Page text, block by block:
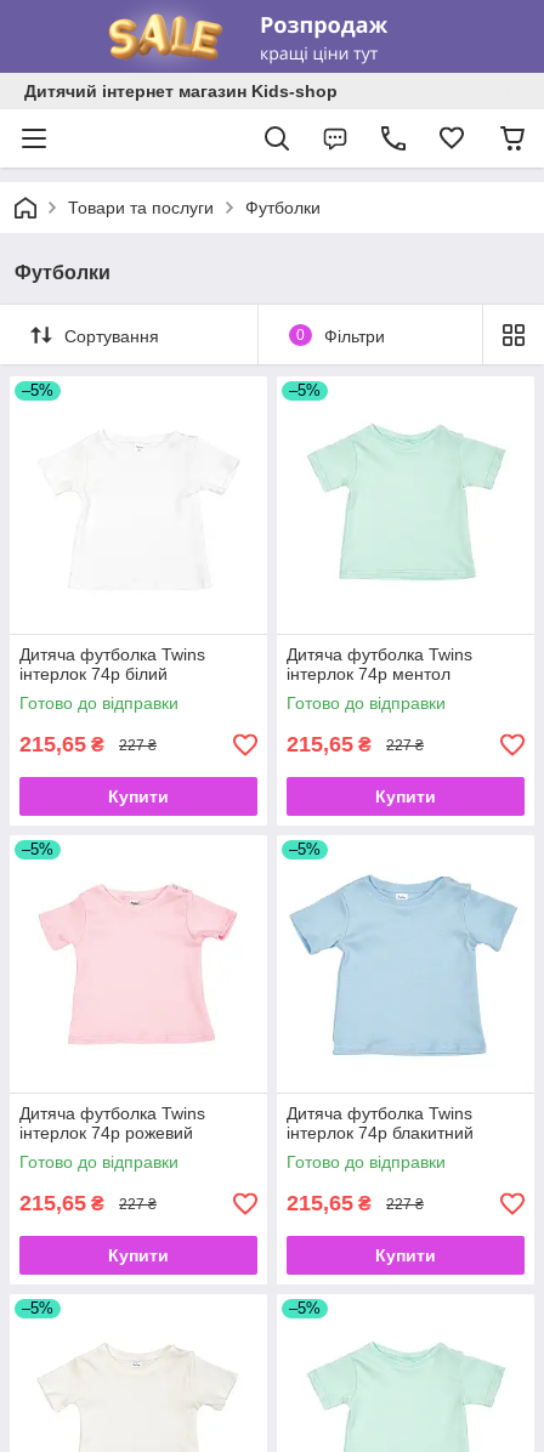
Дитячий інтернет магазин Kids-shop
Товари та послуги Футболки
Футболки
Сортування 0 Фільтри
–5%
Дитяча футболка Twins
інтерлок 74р білий
Готово до відправки
215,65 ₴ 227 ₴
Купити
–5%
Дитяча футболка Twins
інтерлок 74р ментол
Готово до відправки
215,65 ₴ 227 ₴
Купити
–5%
Дитяча футболка Twins
інтерлок 74р рожевий
Готово до відправки
215,65 ₴ 227 ₴
Купити
–5%
Дитяча футболка Twins
інтерлок 74р блакитний
Готово до відправки
215,65 ₴ 227 ₴
Купити
–5% –5%